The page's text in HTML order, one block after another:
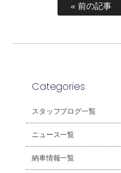
« 前の記事
Categories
スタッフブログ一覧
ニュース一覧
納車情報一覧